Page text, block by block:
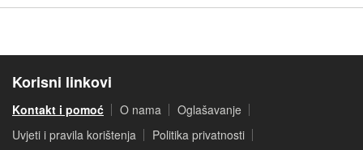
Korisni linkovi
Kontakt i pomoć O nama
Oglašavanje
Uvjeti i pravila korištenja
Politika privatnosti